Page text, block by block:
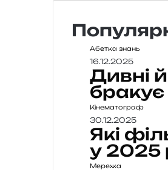
Абетка знань
16.12.2025
Дивні й
бракує
Кінематограф
30.12.2025
Які
у 2025
Мережа